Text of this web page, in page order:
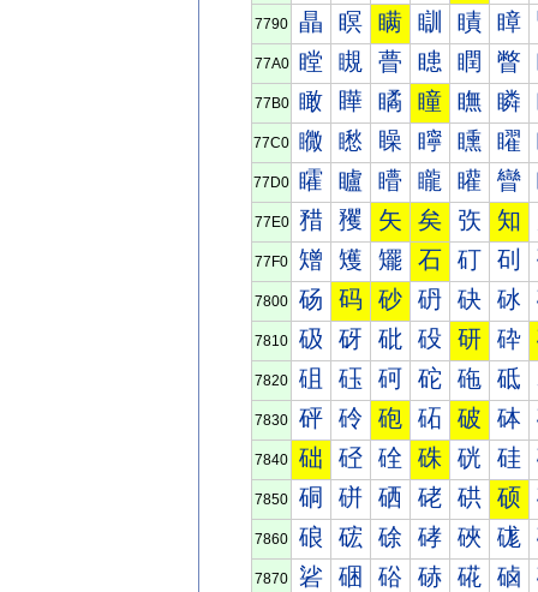
7790 瞐 瞑 瞒 瞓 瞔 瞕
77A0 瞠 瞡 瞢 瞣 瞤 瞥
77B0 瞰 瞱 瞲 瞳 瞴 瞵
77C0 矀 矁 矂 矃 矄 矅
77D0 矐 矑 矒 矓 矔 矕
77E0 矠 矡 矢 矣 矤 知
77F0 矰 矱 矲 石 矴 矵
7800 砀 码 砂 砃 砄 砅
7810 砐 砑 砒 砓 研 砕
7820 砠 砡 砢 砣 砤 砥
7830 砰 砱 砲 砳 破 砵
7840 础 硁 硂 硃 硄 硅
7850 硐 硑 硒 硓 硔 硕
7860 硠 硡 硢 硣 硤 硥
7870 硰 硱 硲 硳 硴 硵